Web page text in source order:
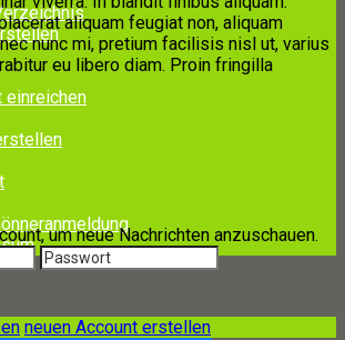
einreichen
aliquam feugiat non, aliquam
nunc mi, pretium facilisis nisl ut, varius
eu libero diam. Proin fringilla
um neue Nachrichten anzuschauen.
neuen Account erstellen